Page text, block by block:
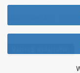
Tel.: 030/67890006
Mobil/WhatsApp: 0176